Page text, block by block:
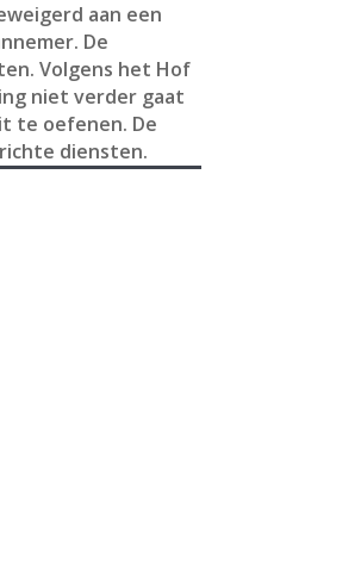
aan een
De
Volgens het Hof
niet verder gaat
te oefenen. De
diensten.